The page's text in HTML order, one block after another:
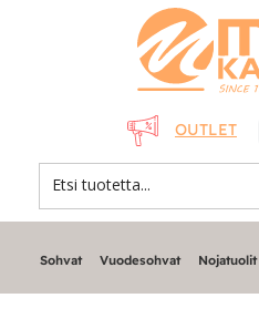
OUTLET
Sohvat Vuodesohvat Nojatuolit